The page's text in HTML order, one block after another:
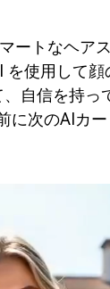
ートなヘア
使用して
自信を持っ
に次のAIカ